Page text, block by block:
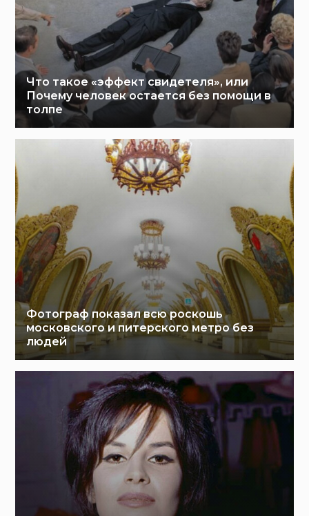
Что такое «эффект свидетеля», или
Почему человек остается без помощи в
толпе
Фотограф показал всю роскошь
московского и питерского метро без
людей